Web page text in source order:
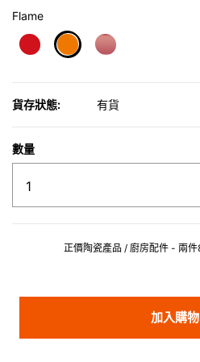
Flame
貨存狀態: 有貨
數量
正價陶瓷產品 / 廚房配件 - 兩
加入購